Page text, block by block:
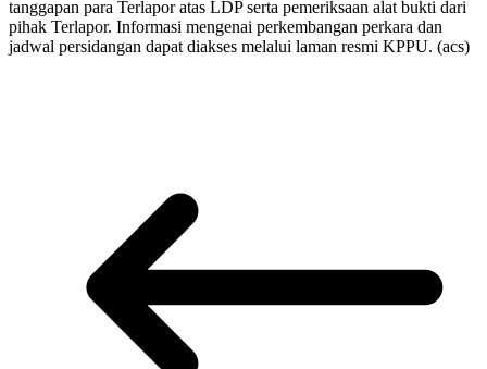
tanggapan para Terlapor atas LDP serta pemeriksaan alat bukti dari
pihak Terlapor. Informasi mengenai perkembangan perkara dan
jadwal persidangan dapat diakses melalui laman resmi KPPU. (acs)